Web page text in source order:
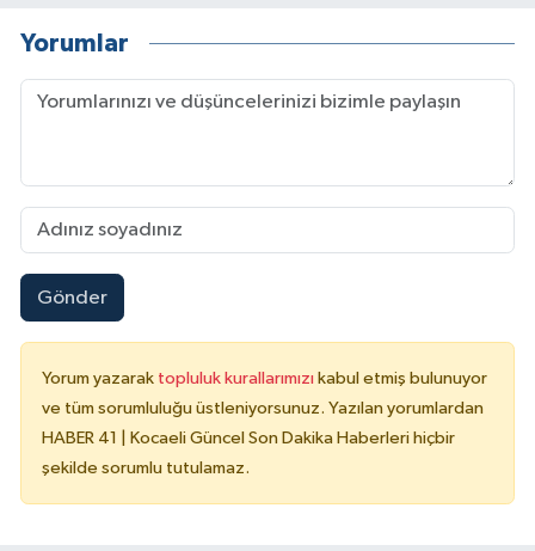
Yorumlar
Gönder
Yorum yazarak topluluk kurallarımızı kabul etmiş bulunuyor
ve tüm sorumluluğu üstleniyorsunuz. Yazılan yorumlardan
HABER 41 | Kocaeli Güncel Son Dakika Haberleri hiçbir
şekilde sorumlu tutulamaz.